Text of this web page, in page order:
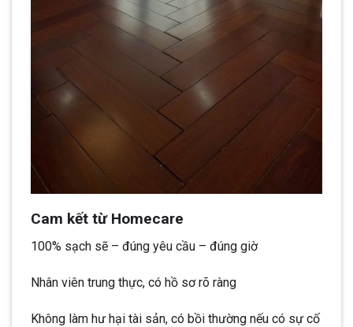
Cam kết từ Homecare
100% sạch sẽ – đúng yêu cầu – đúng giờ
Nhân viên trung thực, có hồ sơ rõ ràng
Không làm hư hại tài sản, có bồi thường nếu có sự cố